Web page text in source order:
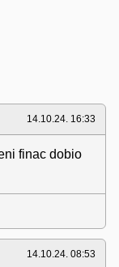
14.10.24. 16:33
finac dobio
14.10.24. 08:53